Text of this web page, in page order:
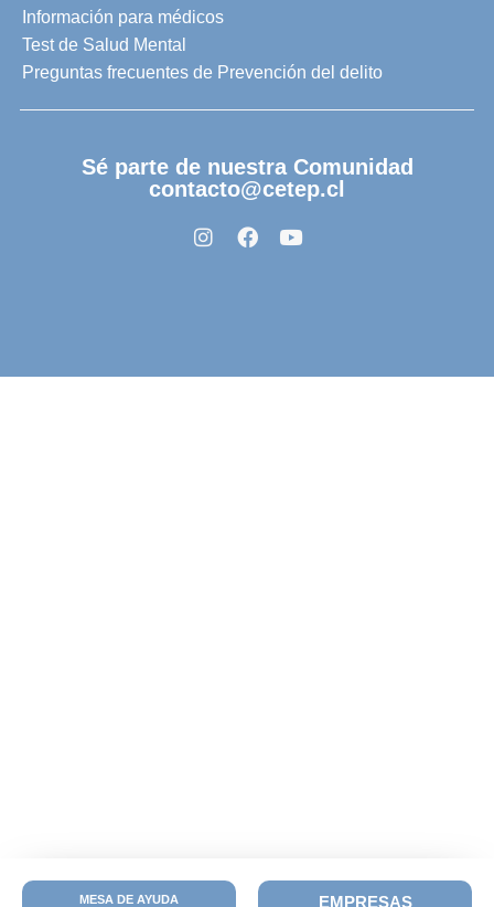
MESA DE AYUDA EMPRESAS
Información para médicos
Test de Salud Mental
Preguntas frecuentes de Prevención del delito
Sé parte de nuestra Comunidad
contacto@cetep.cl